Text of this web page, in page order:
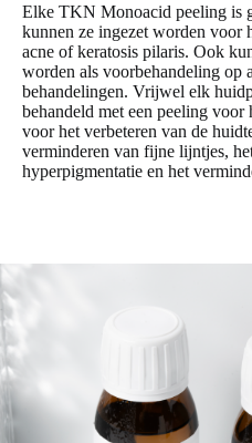
Elke TKN Monoacid peeling is
kunnen ze ingezet worden voor
acne of keratosis pilaris. Ook
worden als voorbehandeling op
behandelingen. Vrijwel elk
behandeld met een peeling
voor het verbeteren van de
verminderen van fijne lijntjes,
hyperpigmentatie en het